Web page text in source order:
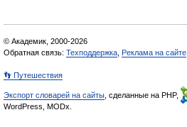
© Академик, 2000-2026
Обратная связь: Техподдержка Реклама на сайте
👣 Путешествия
Экспорт словарей на сайты , сделанные на PHP,
WordPress, MODx.